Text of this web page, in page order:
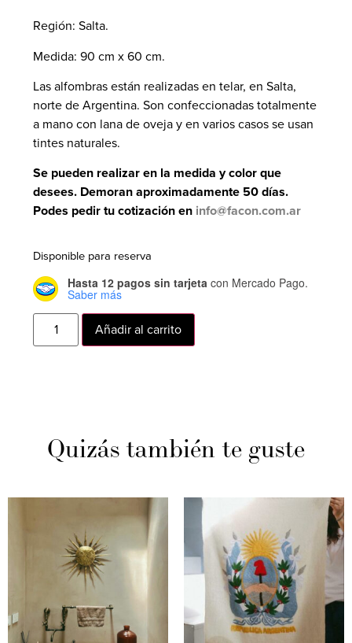
Región: Salta.
Medida: 90 cm x 60 cm.
Las alfombras están realizadas en telar, en Salta,
norte de Argentina. Son confeccionadas totalmente
a mano con lana de oveja y en varios casos se usan
tintes naturales.
Se pueden realizar en la medida y color que
desees. Demoran aproximadamente 50 días.
Podes pedir tu cotización en info@facon.com.ar
Disponible para reserva
Hasta 12 pagos sin tarjeta con Mercado Pago.
Saber más
Añadir al carrito
Quizás también te guste